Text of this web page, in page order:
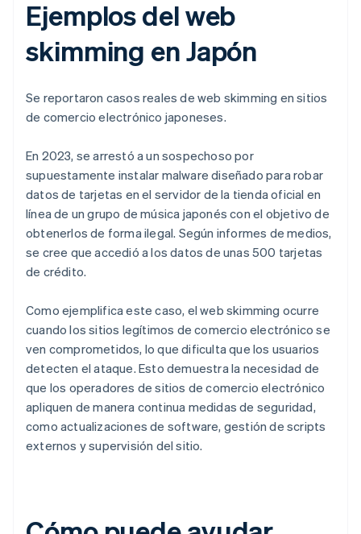
Ejemplos del web
skimming en Japón
Se reportaron casos reales de web skimming en sitios
de comercio electrónico japoneses.
En 2023, se arrestó a un sospechoso por
supuestamente instalar malware diseñado para robar
datos de tarjetas en el servidor de la tienda oficial en
línea de un grupo de música japonés con el objetivo de
obtenerlos de forma ilegal. Según informes de medios,
se cree que accedió a los datos de unas 500 tarjetas
de crédito.
Como ejemplifica este caso, el web skimming ocurre
cuando los sitios legítimos de comercio electrónico se
ven comprometidos, lo que dificulta que los usuarios
detecten el ataque. Esto demuestra la necesidad de
que los operadores de sitios de comercio electrónico
apliquen de manera continua medidas de seguridad,
como actualizaciones de software, gestión de scripts
externos y supervisión del sitio.